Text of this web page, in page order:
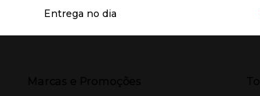
Entrega no dia